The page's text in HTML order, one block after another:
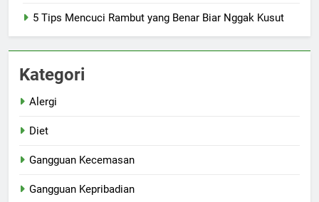
5 Tips Mencuci Rambut yang Benar Biar Nggak Kusut
Kategori
Alergi
Diet
Gangguan Kecemasan
Gangguan Kepribadian